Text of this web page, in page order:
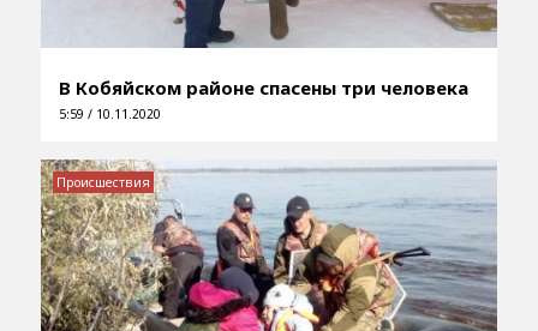
В Кобяйском районе спасены три человека
5:59 / 10.11.2020
Происшествия